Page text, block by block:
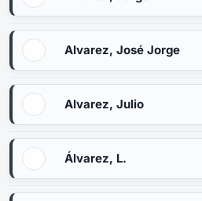
Alvarez, José Jorge
Alvarez, Julio
Álvarez, L.